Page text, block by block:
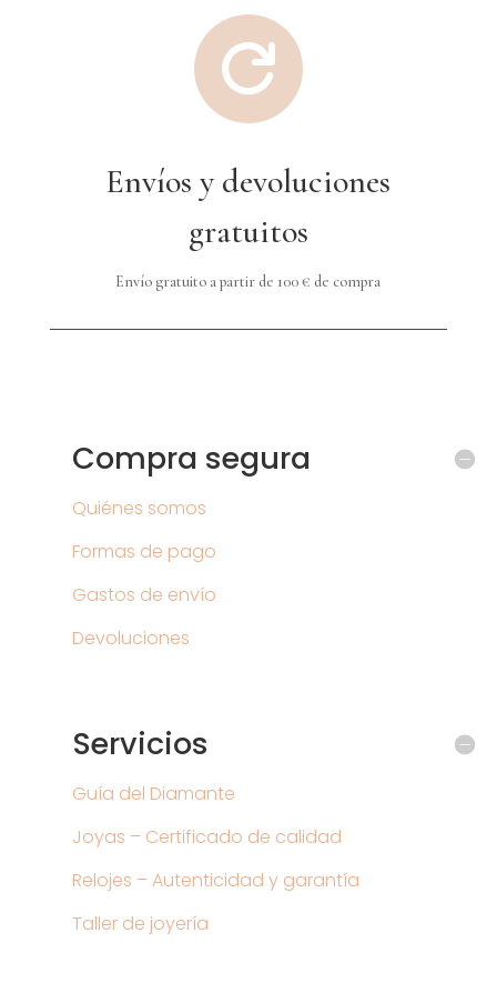

Envíos y devoluciones
gratuitos
Envío gratuito a partir de 100 € de compra
Compra segura
Quiénes somos
Formas de pago
Gastos de envío
Devoluciones
Servicios
Guía del Diamante
Joyas – Certificado de calidad
Relojes – Autenticidad y garantía
Taller de joyería